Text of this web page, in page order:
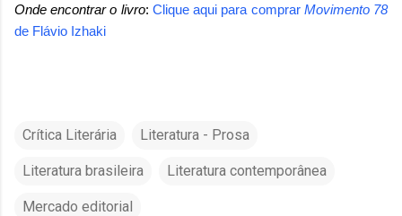
Onde encontrar o livro: Clique aqui para comprar Movimento 78
de Flávio Izhaki
Crítica Literária Literatura - Prosa
Literatura brasileira Literatura contemporânea
Mercado editorial